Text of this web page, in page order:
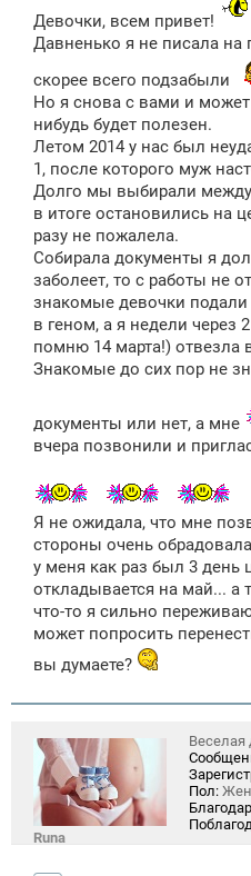
е
н
е
Девочки, всем привет!
Давненько я не писала на
скорее всего подзабыли
Но я снова с вами и
нибудь будет полезен.
Летом 2014 у нас был
1, после которого муж
Долго мы выбирали
в итоге остановились на
разу не пожалела.
Собирала документы я
заболеет, то с работы не
знакомые девочки
в геном, а я недели через
помню 14 марта!) отвезла
Знакомые до сих пор не
документы или нет, а мне
вчера позвонили и
Я не ожидала, что мне
стороны очень
у меня как раз был 3 день
откладывается на май... а
что-то я сильно
может попросить
вы думаете?
Runa
Пол: